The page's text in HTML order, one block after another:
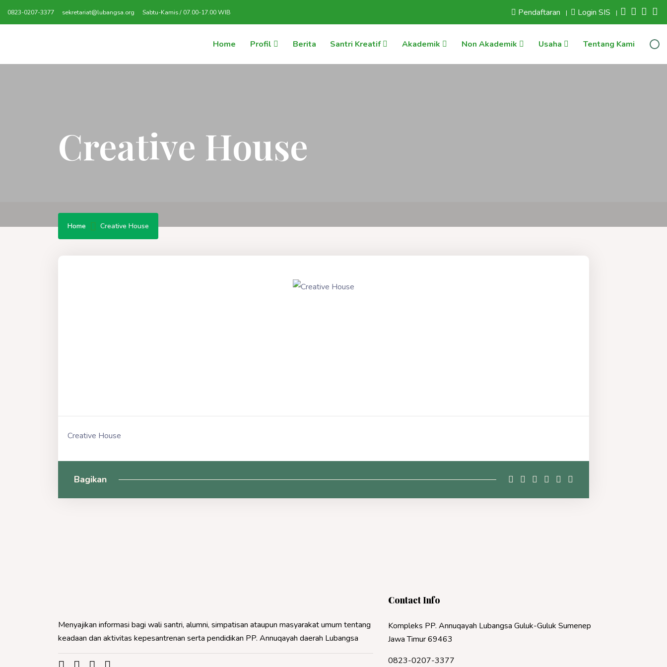
0823-0207-3377 sekretariat@lubangsa.org Sabtu-Kamis / 07.00-17.00 WIB Pendaftaran | Login SIS |
Home Profil Berita Santri Kreatif Akademik Non Akademik Usaha Tentang Kami
Creative House
Home Creative House
Creative House
Bagikan
Menyajikan informasi bagi wali santri, alumni, simpatisan ataupun masyarakat umum tentang
keadaan dan aktivitas kepesantrenan serta pendidikan PP. Annuqayah daerah Lubangsa
Contact Info
Kompleks PP. Annuqayah Lubangsa Guluk-Guluk Sumenep
Jawa Timur 69463
0823-0207-3377